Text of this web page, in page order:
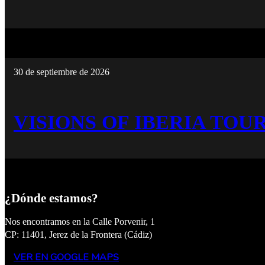
30 de septiembre de 2026
VISIONS OF IBERIA
¿Dónde estamos?
Nos encontramos en la Calle Porvenir, 1
CP: 11401, Jerez de la Frontera (Cádiz)
VER EN GOOGLE MAPS